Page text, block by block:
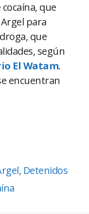
que
para
que
según
El Watam.
encuentran
, Detenidos